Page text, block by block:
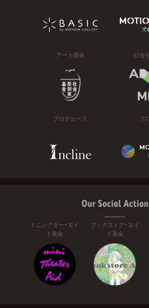
アート基金 社会
プロデュース プ
Our Social Action
ミニシアター・エイ
ド基金
ブックストア・エイ
ド基金